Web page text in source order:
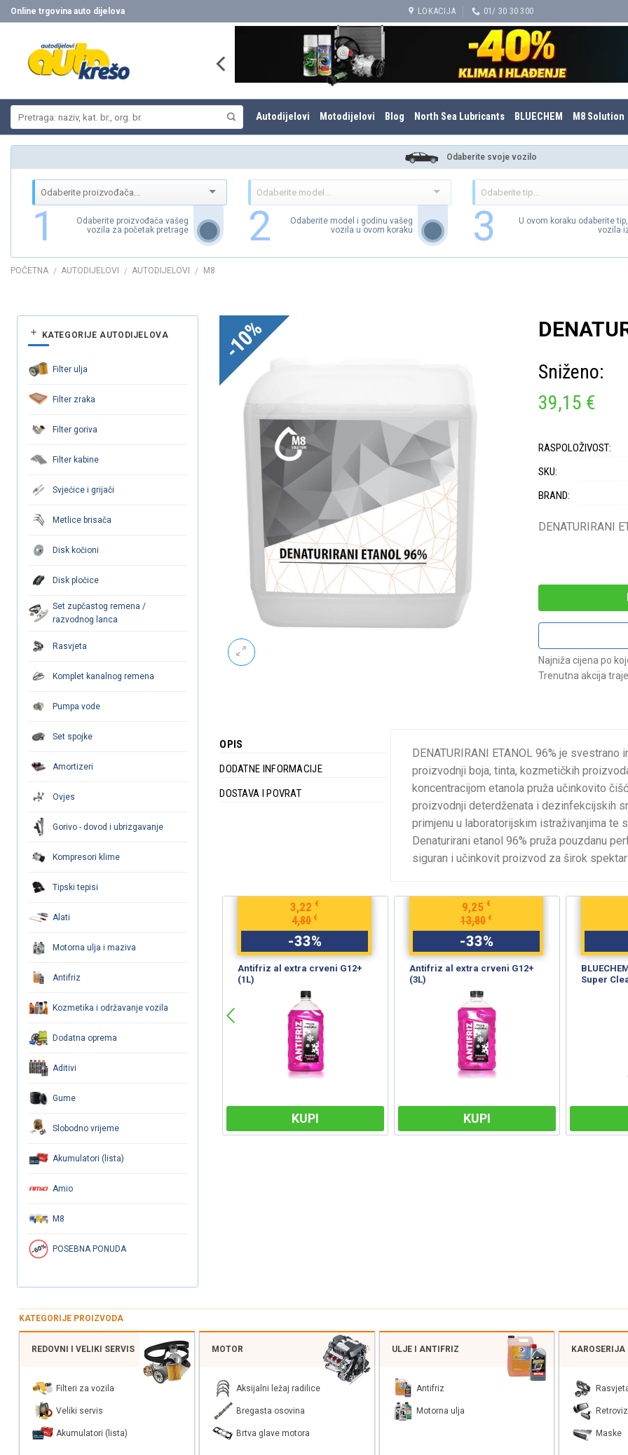
Skip
to
Online trgovina auto dijelova LOKACIJA 01/ 30 30 300
Autodijelovi Motodijelovi Blog North Sea Lubricants BLUECHEM M8 Solution
Odaberite svoje vozilo
1
Odaberite proizvođača vašeg
vozila za početak pretrage
2
Odaberite model i godinu vašeg
vozila u ovom koraku
3
U ovom koraku odaberite
vozila
POČETNA / AUTODIJELOVI / AUTODIJELOVI / M8
-10%
Najniža cijena po
Trenutna akcija
Sniženo:
39,15 €
RASPOLOŽIVOST:
SKU:
BRAND:
DENATURIRANI
OPIS
DODATNE INFORMACIJE
DOSTAVA I POVRAT
DENATURIRANI ETANOL 96% je svestrano
proizvodnji boja, tinta, kozmetičkih
koncentracijom etanola pruža učinkovito
proizvodnji deterdženata i dezinfekcijskih
primjenu u laboratorijskim istraživanjima te
Denaturirani etanol 96% pruža pouzdanu
siguran i učinkovit proizvod za širok spektar
-33
odmašćivanje (500ml)
7,40 €
4,96 €
-33%
TRW Sredstvo za čišćenje
kočnica/spojki
KUPI
6,50 €
4,35 €
-33%
WD-40 (200ml)
KUPI
WD-40
KATEGORIJE AUTODIJELOVA
Filter ulja
Filter zraka
Filter goriva
Filter kabine
Svjećice i grijači
Metlice brisača
Disk kočioni
Disk pločice
Set zupčastog remena /
razvodnog lanca
Rasvjeta
Komplet kanalnog remena
Pumpa vode
Set spojke
Amortizeri
Ovjes
Gorivo - dovod i ubrizgavanje
Kompresori klime
Tipski tepisi
Alati
Motorna ulja i maziva
Antifriz
Kozmetika i održavanje vozila
Dodatna oprema
Aditivi
Gume
Slobodno vrijeme
Akumulatori (lista)
Amio
M8
POSEBNA PONUDA
KATEGORIJE PROIZVODA
REDOVNI I VELIKI SERVIS
Filteri za vozila
Veliki servis
Akumulatori (lista)
MOTOR
Aksijalni ležaj radilice
Bregasta osovina
Brtva glave motora
ULJE I ANTIFRIZ
Antifriz
Motorna ulja
KAROSERIJA
Maske